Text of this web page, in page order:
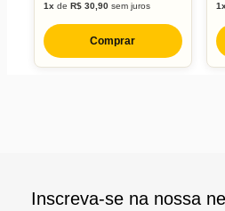
1x de R$ 30,90sem juros
Comprar
1x
Inscreva-se na nossa